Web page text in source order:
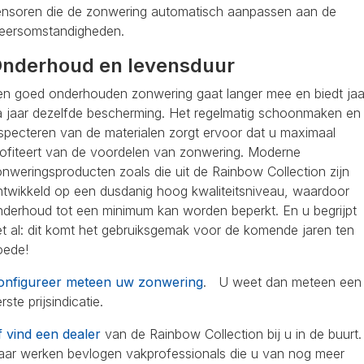
die de zonwering automatisch aanpassen aan de
en levensduur
goed onderhouden zonwering gaat langer mee en biedt
jaar dezelfde bescherming. Het regelmatig schoonmaken en
van de materialen zorgt ervoor dat u maximaal
van de voordelen van zonwering. Moderne
zoals die uit de Rainbow Collection zijn
op een dusdanig hoog kwaliteitsniveau, waardoor
tot een minimum kan worden beperkt. En u begrijpt
al: dit komt het gebruiksgemak voor de komende jaren ten
meteen uw zonwering. U weet dan meteen een
prijsindicatie.
vind een dealer van de Rainbow Collection bij u in de buurt.
werken bevlogen vakprofessionals die u van nog meer